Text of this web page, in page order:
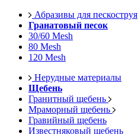
Абразивы для пескоструя
Гранатовый песок
30/60 Mesh
80 Mesh
120 Mesh
Нерудные материалы
Щебень
Гранитный щебень
Мраморный щебень
Гравийный щебень
Известняковый щебень